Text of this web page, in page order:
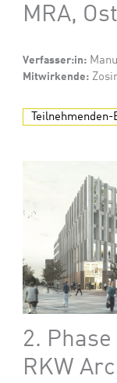
MRA,
Verfasser:in:
Mitwirkende:
2.
RKW